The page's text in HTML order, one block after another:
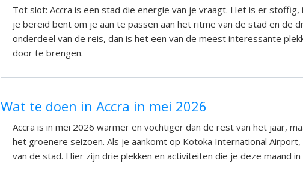
Tot slot: Accra is een stad die energie van je vraagt. Het is er stoffig,
je bereid bent om je aan te passen aan het ritme van de stad en de
onderdeel van de reis, dan is het een van de meest interessante
door te brengen.
Wat te doen in Accra in mei 2026
Accra is in mei 2026 warmer en vochtiger dan de rest van het jaar,
het groenere seizoen. Als je aankomt op Kotoka International
van de stad. Hier zijn drie plekken en activiteiten die je deze maand in